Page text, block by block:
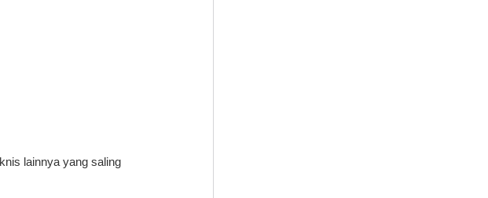
lainnya yang saling